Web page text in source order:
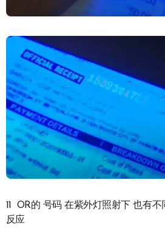
11 OR的 号码 在紫外灯照射下 也有
反应